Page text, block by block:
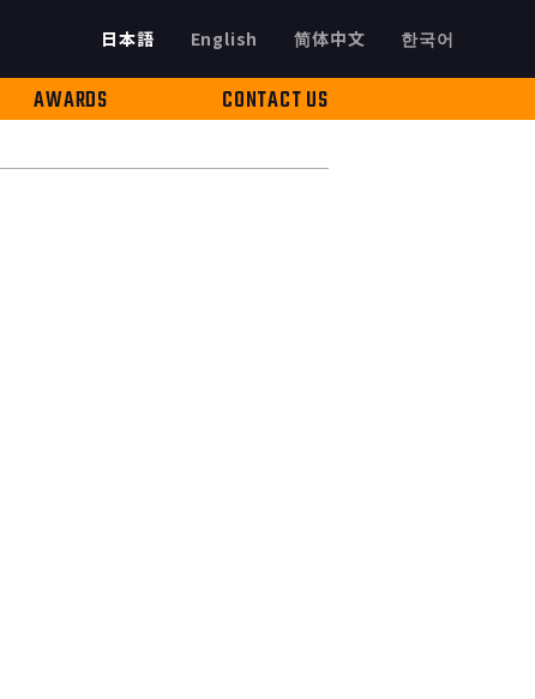
日本語 한국어
English 简体中文
AWARDS CONTACT US